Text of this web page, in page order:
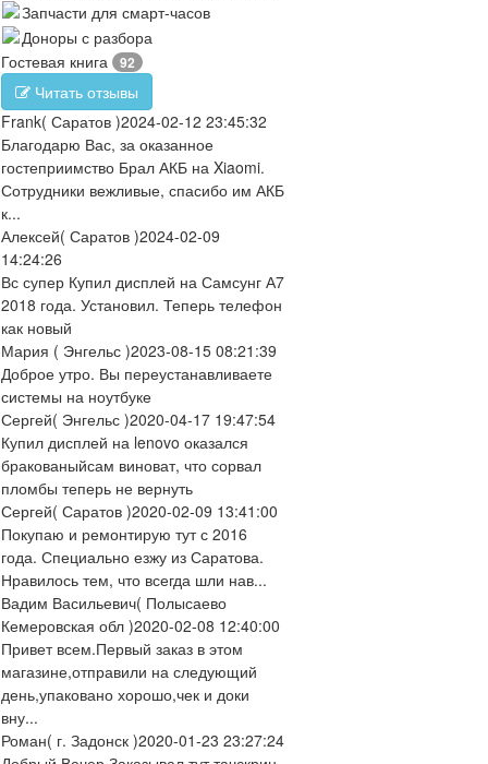
Запчасти для смарт-часов
Доноры с разбора
Гостевая книга
92
Читать отзывы
Frank( Саратов )2024-02-12 23:45:32
Благодарю Вас, за оказанное
гостеприимство Брал АКБ на Xiaomi.
Сотрудники вежливые, спасибо им АКБ
к...
Алексей( Саратов )2024-02-09
14:24:26
Вс супер Купил дисплей на Самсунг А7
2018 года. Установил. Теперь телефон
как новый
Мария ( Энгельс )2023-08-15 08:21:39
Доброе утро. Вы переустанавливаете
системы на ноутбуке
Сергей( Энгельс )2020-04-17 19:47:54
Купил дисплей на lenovo оказался
бракованыйсам виноват, что сорвал
пломбы теперь не вернуть
Сергей( Саратов )2020-02-09 13:41:00
Покупаю и ремонтирую тут с 2016
года. Специально езжу из Саратова.
Нравилось тем, что всегда шли нав...
Вадим Васильевич( Полысаево
Кемеровская обл )2020-02-08 12:40:00
Привет всем.Первый заказ в этом
магазине,отправили на следующий
день,упаковано хорошо,чек и доки
вну...
Роман( г. Задонск )2020-01-23 23:27:24